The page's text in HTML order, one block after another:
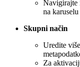
Navigirajte
na
Skupni način
Uredite
Za